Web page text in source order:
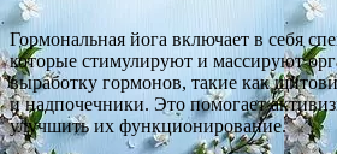
Гормональная йога включает в себя
которые стимулируют и массируют
выработку гормонов, такие как
и надпочечники. Это помогает
улучшить их функционирование.